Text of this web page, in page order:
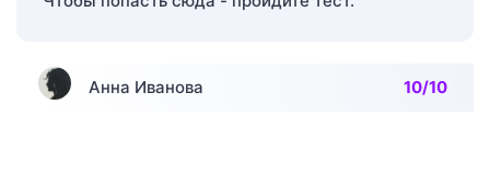
Анна Иванова 10/10